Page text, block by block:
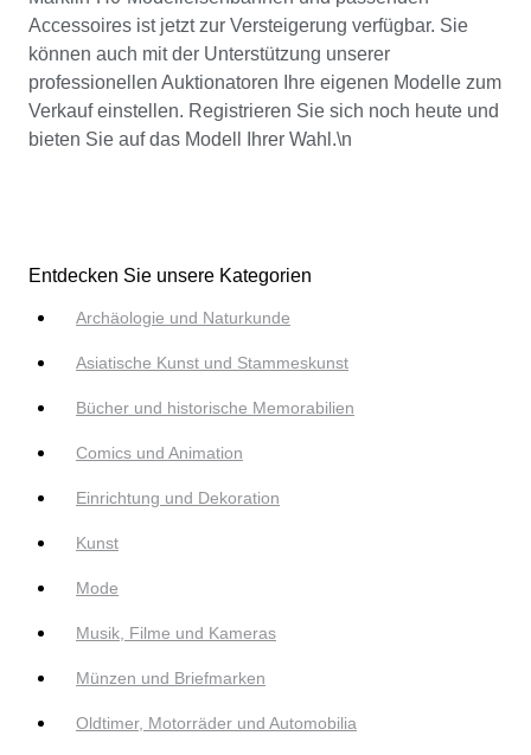
Accessoires ist jetzt zur Versteigerung verfügbar. Sie
können auch mit der Unterstützung unserer
professionellen Auktionatoren Ihre eigenen Modelle zum
Verkauf einstellen. Registrieren Sie sich noch heute und
bieten Sie auf das Modell Ihrer Wahl.\n
Entdecken Sie unsere Kategorien
Archäologie und Naturkunde
Asiatische Kunst und Stammeskunst
Bücher und historische Memorabilien
Comics und Animation
Einrichtung und Dekoration
Kunst
Mode
Musik, Filme und Kameras
Münzen und Briefmarken
Oldtimer, Motorräder und Automobilia